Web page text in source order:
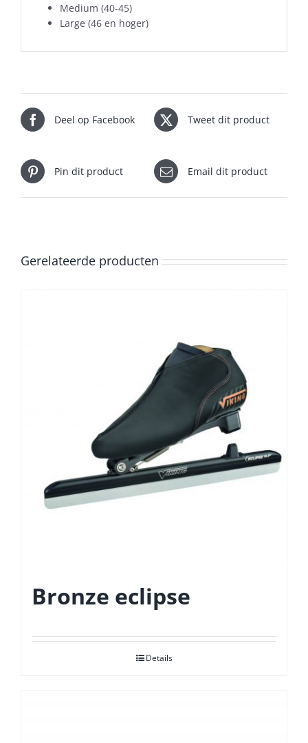
Medium (40-45)
Large (46 en hoger)
Deel op Facebook Tweet dit product
Pin dit product Email dit product
Gerelateerde producten
Bronze eclipse
Details